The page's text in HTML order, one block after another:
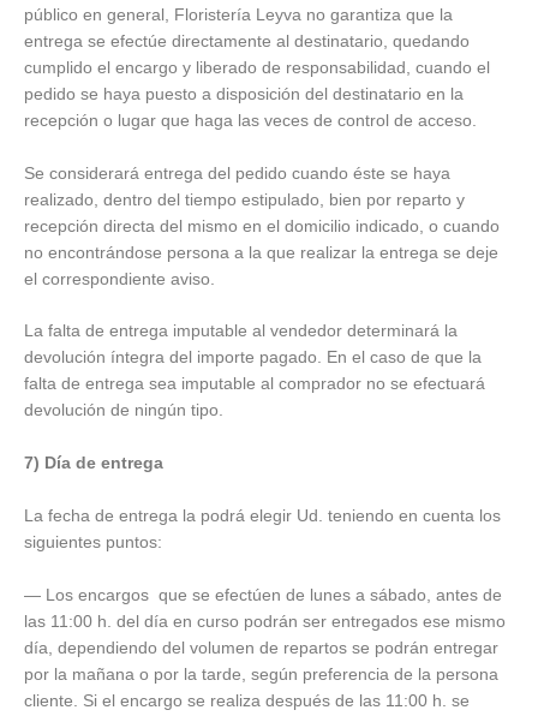
público en general, Floristería Leyva no garantiza que la
entrega se efectúe directamente al destinatario, quedando
cumplido el encargo y liberado de responsabilidad, cuando el
pedido se haya puesto a disposición del destinatario en la
recepción o lugar que haga las veces de control de acceso.
Se considerará entrega del pedido cuando éste se haya
realizado, dentro del tiempo estipulado, bien por reparto y
recepción directa del mismo en el domicilio indicado, o cuando
no encontrándose persona a la que realizar la entrega se deje
el correspondiente aviso.
La falta de entrega imputable al vendedor determinará la
devolución íntegra del importe pagado. En el caso de que la
falta de entrega sea imputable al comprador no se efectuará
devolución de ningún tipo.
7) Día de entrega
La fecha de entrega la podrá elegir Ud. teniendo en cuenta los
siguientes puntos:
— Los encargos que se efectúen de lunes a sábado, antes de
las 11:00 h. del día en curso podrán ser entregados ese mismo
día, dependiendo del volumen de repartos se podrán entregar
por la mañana o por la tarde, según preferencia de la persona
cliente. Si el encargo se realiza después de las 11:00 h. se